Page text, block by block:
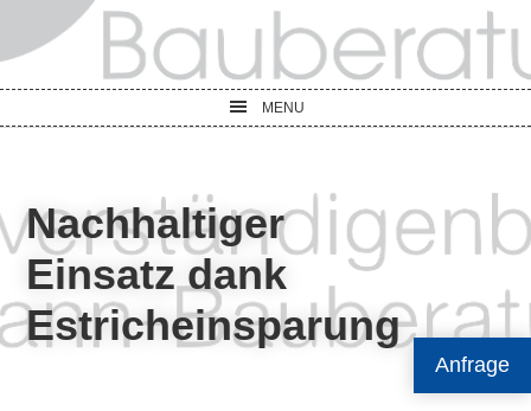
Anfrage
MENU
Nachhaltiger
Einsatz dank
Estricheinsparung